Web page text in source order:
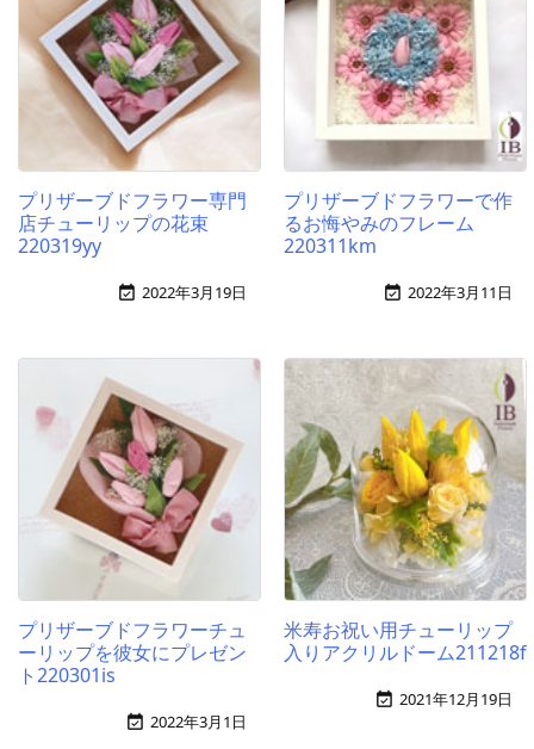
プリザーブドフラワー専門
店チューリップの花束
220319yy
 2022年3月19日
プリザーブドフラワーで作
るお悔やみのフレーム
220311km
 2022年3月11日
プリザーブドフラワーチュ
ーリップを彼女にプレゼン
ト220301is
 2022年3月1日
米寿お祝い用チューリップ
入りアクリルドーム211218f
 2021年12月19日